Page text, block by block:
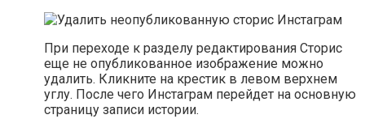
При переходе к разделу редактирования Сторис
еще не опубликованное изображение можно
удалить. Кликните на крестик в левом верхнем
углу. После чего Инстаграм перейдет на основную
страницу записи истории.